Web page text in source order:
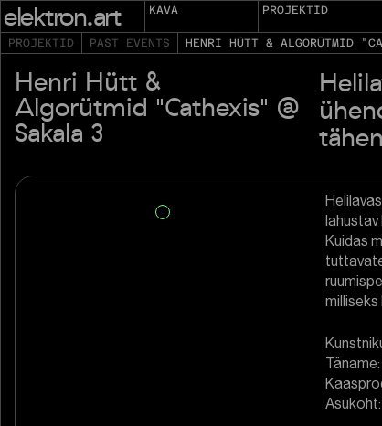
elektron.art KAVA PROJEKTID
PROJEKTID PAST EVENTS HENRI HÜTT & ALGORÜTMID
Henri Hütt &
Algorütmid "Cathexis" @
Sakala 3
lahustav
Kuidas